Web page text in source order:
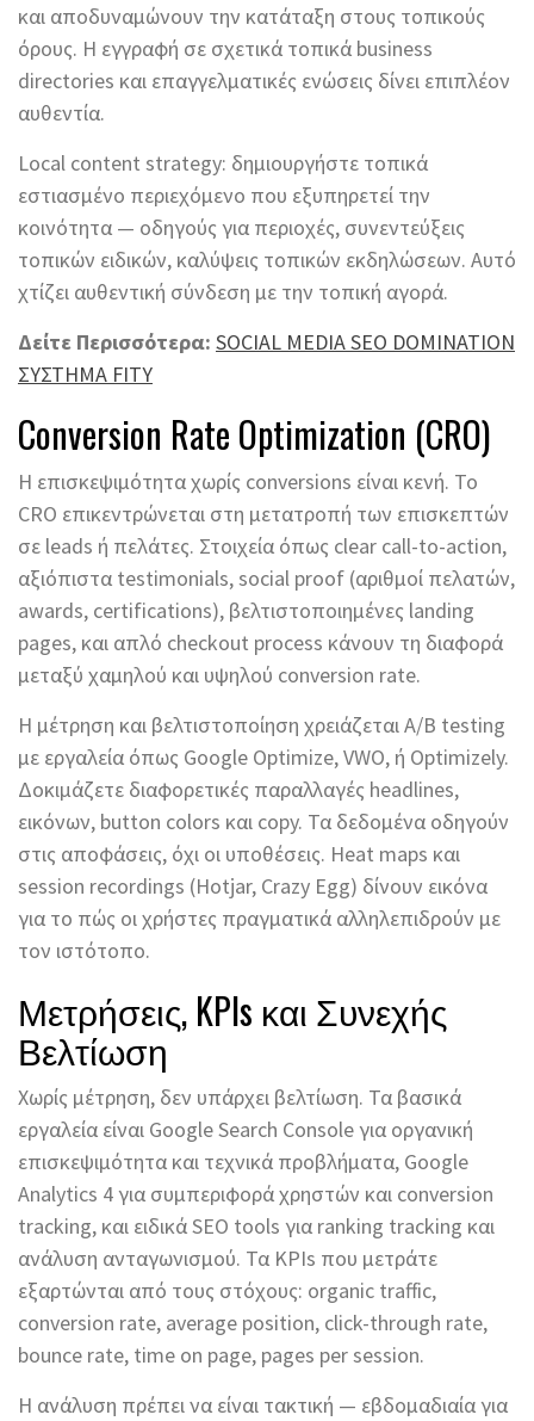
και αποδυναμώνουν την κατάταξη στους τοπικούς
όρους. Η εγγραφή σε σχετικά τοπικά business
directories και επαγγελματικές ενώσεις δίνει επιπλέον
αυθεντία.
Local content strategy: δημιουργήστε τοπικά
εστιασμένο περιεχόμενο που εξυπηρετεί την
κοινότητα — οδηγούς για περιοχές, συνεντεύξεις
τοπικών ειδικών, καλύψεις τοπικών εκδηλώσεων. Αυτό
χτίζει αυθεντική σύνδεση με την τοπική αγορά.
Δείτε Περισσότερα: SOCIAL MEDIA SEO DOMINATION
ΣΥΣΤΗΜΑ FITY
Conversion Rate Optimization (CRO)
Η επισκεψιμότητα χωρίς conversions είναι κενή. Το
CRO επικεντρώνεται στη μετατροπή των επισκεπτών
σε leads ή πελάτες. Στοιχεία όπως clear call-to-action,
αξιόπιστα testimonials, social proof (αριθμοί πελατών,
awards, certifications), βελτιστοποιημένες landing
pages, και απλό checkout process κάνουν τη διαφορά
μεταξύ χαμηλού και υψηλού conversion rate.
Η μέτρηση και βελτιστοποίηση χρειάζεται A/B testing
με εργαλεία όπως Google Optimize, VWO, ή Optimizely.
Δοκιμάζετε διαφορετικές παραλλαγές headlines,
εικόνων, button colors και copy. Τα δεδομένα οδηγούν
στις αποφάσεις, όχι οι υποθέσεις. Heat maps και
session recordings (Hotjar, Crazy Egg) δίνουν εικόνα
για το πώς οι χρήστες πραγματικά αλληλεπιδρούν με
τον ιστότοπο.
Μετρήσεις, KPIs και Συνεχής
Βελτίωση
Χωρίς μέτρηση, δεν υπάρχει βελτίωση. Τα βασικά
εργαλεία είναι Google Search Console για οργανική
επισκεψιμότητα και τεχνικά προβλήματα, Google
Analytics 4 για συμπεριφορά χρηστών και conversion
tracking, και ειδικά SEO tools για ranking tracking και
ανάλυση ανταγωνισμού. Τα KPIs που μετράτε
εξαρτώνται από τους στόχους: organic traffic,
conversion rate, average position, click-through rate,
bounce rate, time on page, pages per session.
Η ανάλυση πρέπει να είναι τακτική — εβδομαδιαία για